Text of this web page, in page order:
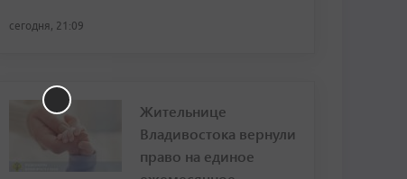
сегодня, 21:09
Жительнице
Владивостока вернули
право на единое